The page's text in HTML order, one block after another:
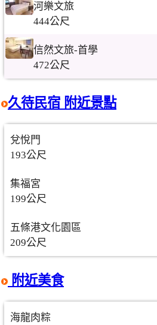
河樂文旅
444公尺
信然文旅-首學
472公尺
久待民宿 附近景點
兌悅門
193公尺
集福宮
199公尺
五條港文化園區
209公尺
附近美食
海龍肉粽